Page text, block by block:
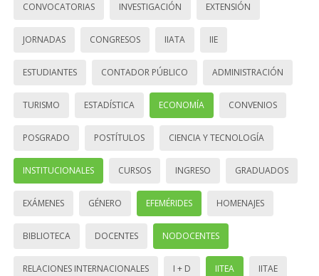
CONVOCATORIAS INVESTIGACIÓN EXTENSIÓN
JORNADAS CONGRESOS IIATA IIE
ESTUDIANTES CONTADOR PÚBLICO ADMINISTRACIÓN
TURISMO ESTADÍSTICA ECONOMÍA CONVENIOS
POSGRADO POSTÍTULOS CIENCIA Y TECNOLOGÍA
INSTITUCIONALES CURSOS INGRESO GRADUADOS
EXÁMENES GÉNERO EFEMÉRIDES HOMENAJES
BIBLIOTECA DOCENTES NODOCENTES
RELACIONES INTERNACIONALES I + D IITEA IITAE